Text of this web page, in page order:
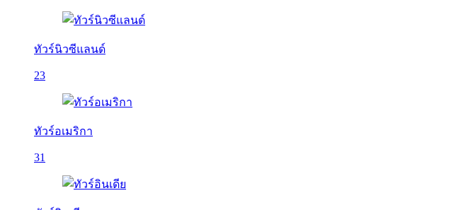
ทัวร์นิวซีแลนด์
23
ทัวร์อเมริกา
31